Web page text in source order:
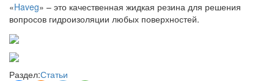
«Haveg» – это качественная жидкая резина для решения
вопросов гидроизоляции любых поверхностей.
Раздел:Статьи